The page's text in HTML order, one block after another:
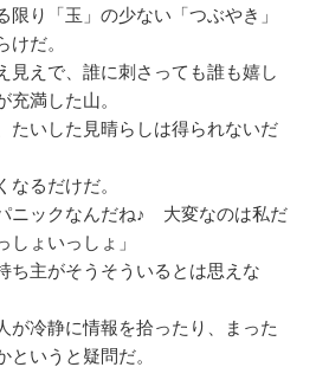
限り「玉」の少ない「つぶやき」
だ。
見えで、誰に刺さっても誰も嬉し
充満した山。
たいした見晴らしは得られないだ
なるだけだ。
ニックなんだね♪ 大変なのは私だ
しょいっしょ」
ち主がそうそういるとは思えな
が冷静に情報を拾ったり、まった
というと疑問だ。